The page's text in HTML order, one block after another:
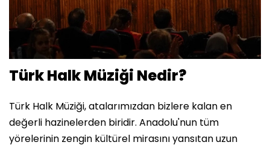
Türk Halk Müziği Nedir?
Türk Halk Müziği, atalarımızdan bizlere kalan en
değerli hazinelerden biridir. Anadolu'nun tüm
yörelerinin zengin kültürel mirasını yansıtan uzun